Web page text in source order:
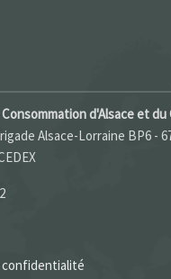
d'Alsace et du
Alsace-Lorraine BP6 -